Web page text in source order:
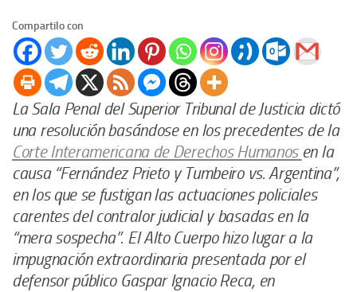
Compartilo con
La Sala Penal del Superior Tribunal de Justicia dictó
una resolución basándose en los precedentes de la
Corte Interamericana de Derechos Humanos en la
causa “Fernández Prieto y Tumbeiro vs. Argentina”,
en los que se fustigan las actuaciones policiales
carentes del contralor judicial y basadas en la
“mera sospecha”. El Alto Cuerpo hizo lugar a la
impugnación extraordinaria presentada por el
defensor público Gaspar Ignacio Reca, en